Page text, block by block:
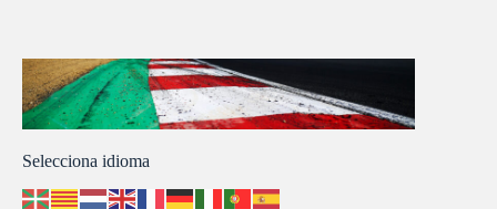
Selecciona idioma